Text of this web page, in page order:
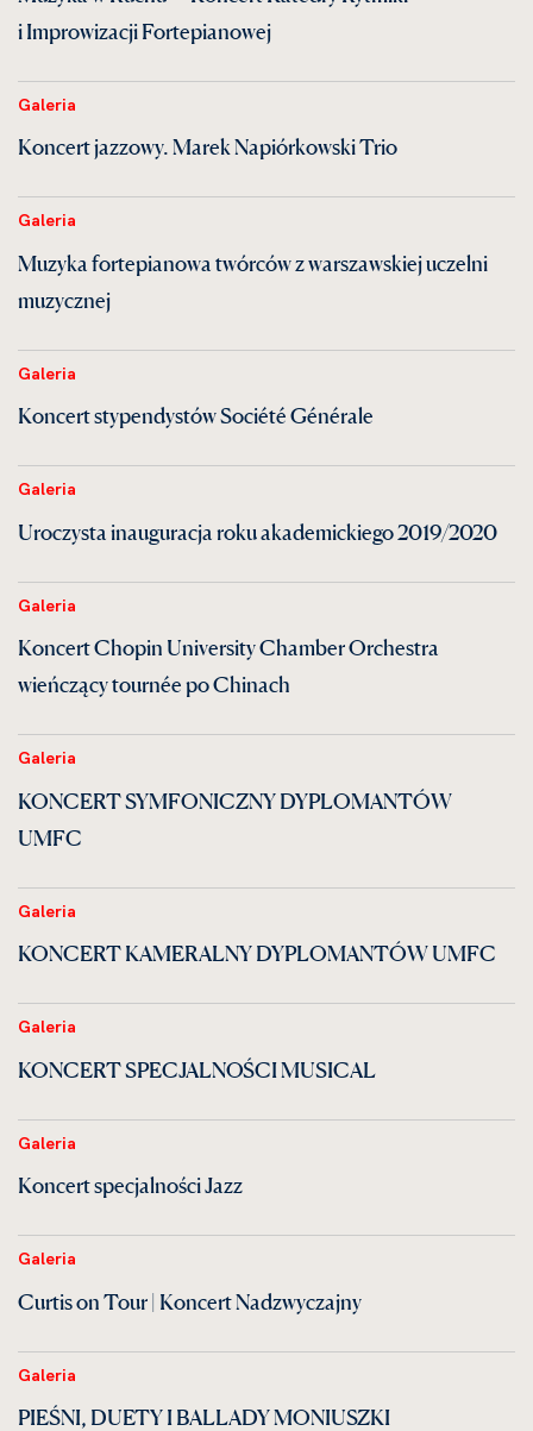
i Improwizacji Fortepianowej
Galeria
Koncert jazzowy. Marek Napiórkowski Trio
Galeria
Muzyka fortepianowa twórców z warszawskiej uczelni
muzycznej
Galeria
Koncert stypendystów Société Générale
Galeria
Uroczysta inauguracja roku akademickiego 2019/2020
Galeria
Koncert Chopin University Chamber Orchestra
wieńczący tournée po Chinach
Galeria
KONCERT SYMFONICZNY DYPLOMANTÓW
UMFC
Galeria
KONCERT KAMERALNY DYPLOMANTÓW UMFC
Galeria
KONCERT SPECJALNOŚCI MUSICAL
Galeria
Koncert specjalności Jazz
Galeria
Curtis on Tour | Koncert Nadzwyczajny
Galeria
PIEŚNI, DUETY I BALLADY MONIUSZKI